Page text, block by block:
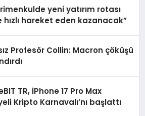
yeni yatırım rotası
hızlı hareket eden kazanacak”
Profesör Collin: Macron çöküşü
TR, iPhone 17 Pro Max
Kripto Karnavalı’nı başlattı